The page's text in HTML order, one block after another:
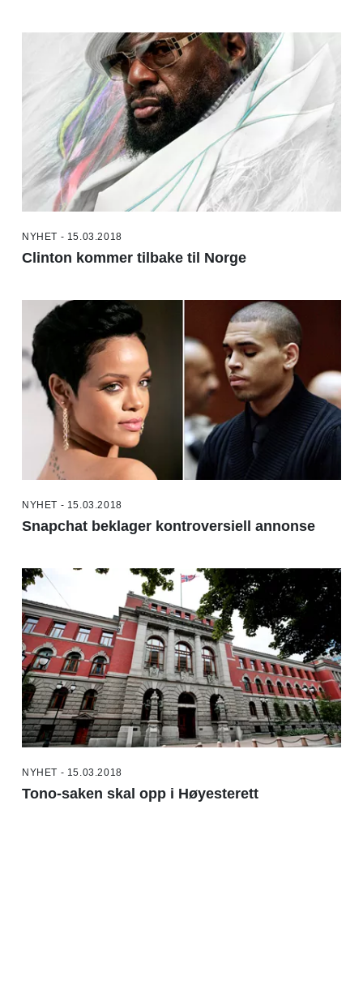
NYHET - 15.03.2018
Clinton kommer tilbake til Norge
NYHET - 15.03.2018
Snapchat beklager kontroversiell annonse
NYHET - 15.03.2018
Tono-saken skal opp i Høyesterett